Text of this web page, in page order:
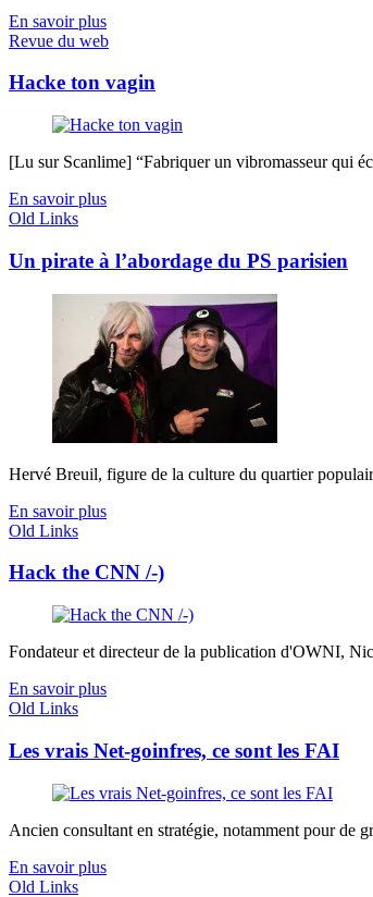
En savoir plus
Revue du web
Hacke ton vagin
[Lu sur Scanlime] “Fabriquer un vibromasseur qui
En savoir plus
Old Links
Un pirate à l’abordage du PS parisien
Hervé Breuil, figure de la culture du quartier
En savoir plus
Old Links
Hack the CNN /-)
Fondateur et directeur de la publication d'OWNI,
En savoir plus
Old Links
Les vrais Net-goinfres, ce sont les FAI
Ancien consultant en stratégie, notamment pour de
En savoir plus
Old Links